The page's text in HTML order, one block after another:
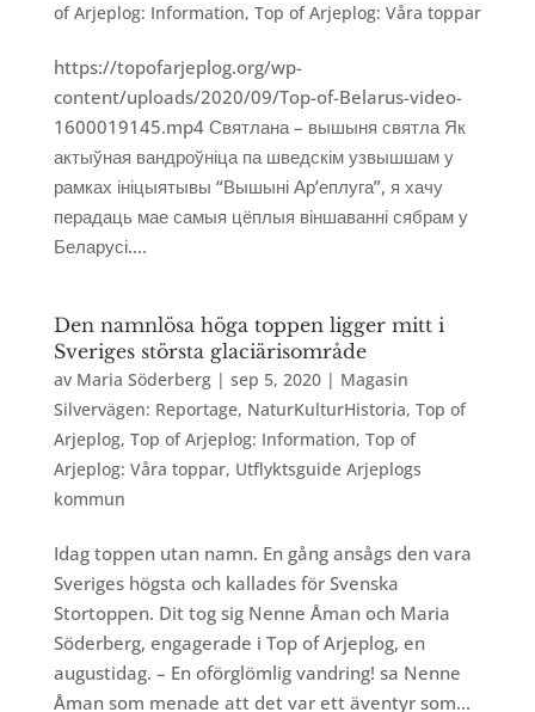
of Arjeplog: Information, Top of Arjeplog: Våra toppar
https://topofarjeplog.org/wp-
content/uploads/2020/09/Top-of-Belarus-video-
1600019145.mp4 Святлана – вышыня святла Як
актыўная вандроўніца па шведскім узвышшам у
рамках ініцыятывы “Вышыні Ар’еплуга”, я хачу
перадаць мае самыя цёплыя віншаванні сябрам у
Беларусі....
Den namnlösa höga toppen ligger mitt i
Sveriges största glaciärisområde
av Maria Söderberg| sep 5, 2020| Magasin
Silvervägen: Reportage, NaturKulturHistoria, Top of
Arjeplog, Top of Arjeplog: Information, Top of
Arjeplog: Våra toppar, Utflyktsguide Arjeplogs
kommun
Idag toppen utan namn. En gång ansågs den vara
Sveriges högsta och kallades för Svenska
Stortoppen. Dit tog sig Nenne Åman och Maria
Söderberg, engagerade i Top of Arjeplog, en
augustidag. – En oförglömlig vandring! sa Nenne
Åman som menade att det var ett äventyr som...